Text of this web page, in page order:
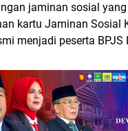
jaminan sosial
kartu Jaminan Sosial
menjadi peserta